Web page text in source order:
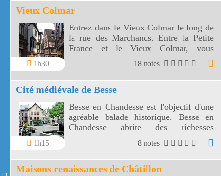
Vieux Colmar
1h30
Entrez dans le Vieux Colmar le long de
la rue des Marchands. Entre la Petite
France et le Vieux Colmar, vous
découvrirez les maisons anciennes très
colorées à pans de bois.
18 notes
Cité médiévale de Besse
1h15
Besse en Chandesse est l'objectif d'une
agréable balade historique. Besse en
Chandesse abrite des richesses
médiévales insoupçonnées.
8 notes
Maisons renaissances de Châtillon